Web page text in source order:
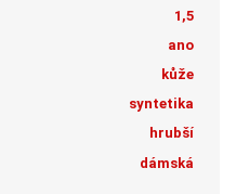
1,5
ano
kůže
syntetika
hrubší
dámská